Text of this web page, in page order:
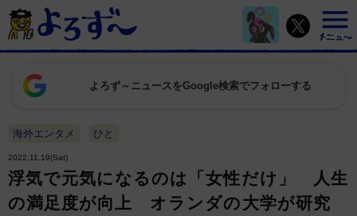
よろず～ニュースをGoogle検索でフォローする
海外エンタメ ひと
2022.11.19(Sat)
浮気で元気になるのは「女性だけ」 人生
の満足度が向上 オランダの大学が研究